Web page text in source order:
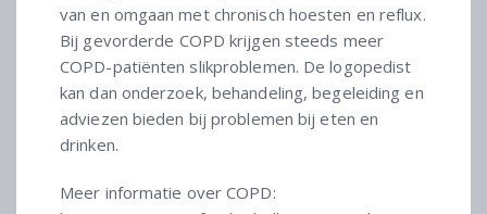
van en omgaan met chronisch hoesten en reflux.
Bij gevorderde COPD krijgen steeds meer
COPD-patiënten slikproblemen. De logopedist
kan dan onderzoek, behandeling, begeleiding en
adviezen bieden bij problemen bij eten en
drinken.
Meer informatie over COPD: